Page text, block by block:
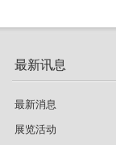
最新讯息
最新消息
展览活动